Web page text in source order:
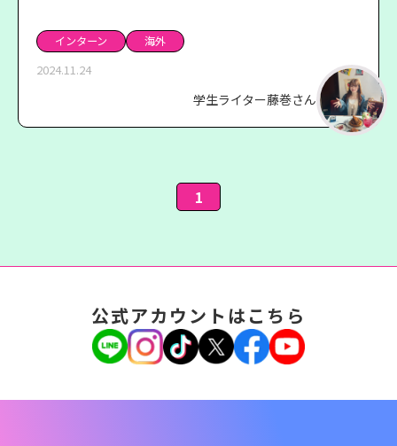
インターン 海外
2024.11.24
学生ライター藤巻さん
1
公式アカウントはこちら